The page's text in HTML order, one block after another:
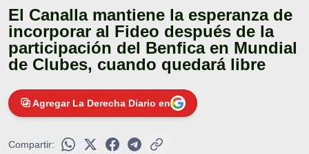
El Canalla mantiene la esperanza de
incorporar al Fideo después de la
participación del Benfica en Mundial
de Clubes, cuando quedará libre
Agregar La Derecha Diario en
Compartir: